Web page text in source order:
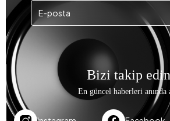
Bizi takip
En güncel haberleri anında